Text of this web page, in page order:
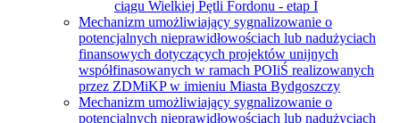
ciągu Wielkiej Pętli Fordonu - etap I
Mechanizm umożliwiający sygnalizowanie o
potencjalnych nieprawidłowościach lub nadużyciach
finansowych dotyczących projektów unijnych
współfinasowanych w ramach POIiŚ realizowanych
przez ZDMiKP w imieniu Miasta Bydgoszczy
Mechanizm umożliwiający sygnalizowanie o
potencjalnych nieprawidłowościach lub nadużyciach